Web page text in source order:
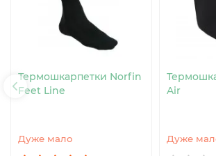
Термошкарпетки Norfin
Feet Line
Дуже мало
Air
Дуже